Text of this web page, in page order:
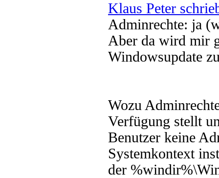
Klaus Peter
Adminrechte: ja
Aber da wird mir
Windowsupdate
Wozu
Verfügung stellt
Benutzer keine
Systemkontext
der